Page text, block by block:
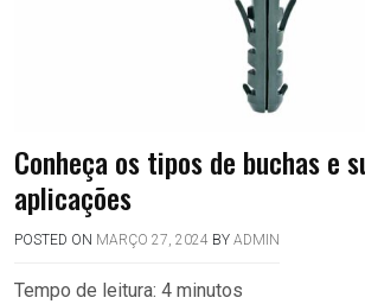
Conheça os tipos de buchas e
aplicações
POSTED ON MARÇO 27, 2024 BY ADMIN
Tempo de leitura: 4 minutos